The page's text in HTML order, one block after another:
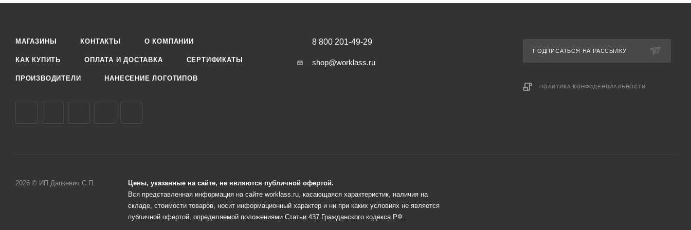
МАГАЗИНЫ КОНТАКТЫ О КОМПАНИИ
КАК КУПИТЬ ОПЛАТА И ДОСТАВКА СЕРТИФИКАТЫ
ПРОИЗВОДИТЕЛИ НАНЕСЕНИЕ ЛОГОТИПОВ
8 800 201-49-29
shop@worklass.ru
ПОДПИСАТЬСЯ НА РАССЫЛКУ
ПОЛИТИКА КОНФИДЕНЦИАЛЬНОСТИ
2026 © ИП Дацкевич С.П.
Цены, указанные на сайте, не являются публичной офертой.
Вся представленная информация на сайте worklass.ru, касающаяся характеристик, наличия на
складе, стоимости товаров, носит информационный характер и ни при каких условиях не является
публичной офертой, определяемой положениями Статьи 437 Гражданского кодекса РФ.